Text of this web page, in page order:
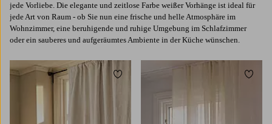
jede Vorliebe. Die elegante und zeitlose Farbe weißer Vorhänge ist ideal für
jede Art von Raum - ob Sie nun eine frische und helle Atmosphäre im
Wohnzimmer, eine beruhigende und ruhige Umgebung im Schlafzimmer
oder ein sauberes und aufgeräumtes Ambiente in der Küche wünschen.
Zu Favoriten hinzufügen Zu
300